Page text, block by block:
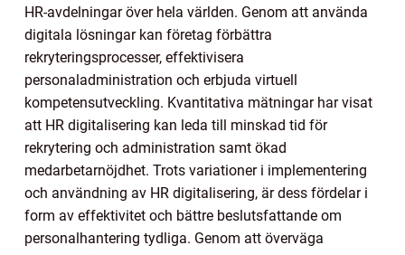
HR-avdelningar över hela världen. Genom att använda
digitala lösningar kan företag förbättra
rekryteringsprocesser, effektivisera
personaladministration och erbjuda virtuell
kompetensutveckling. Kvantitativa mätningar har visat
att HR digitalisering kan leda till minskad tid för
rekrytering och administration samt ökad
medarbetarnöjdhet. Trots variationer i implementering
och användning av HR digitalisering, är dess fördelar i
form av effektivitet och bättre beslutsfattande om
personalhantering tydliga. Genom att överväga